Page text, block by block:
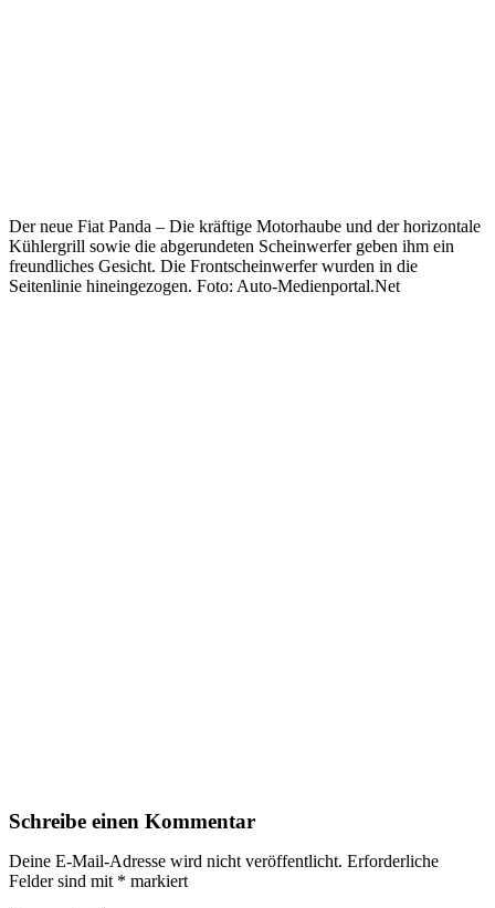
Der neue Fiat Panda – Die kräftige Motorhaube und der horizontale
Kühlergrill sowie die abgerundeten Scheinwerfer geben ihm ein
freundliches Gesicht. Die Frontscheinwerfer wurden in die
Seitenlinie hineingezogen. Foto: Auto-Medienportal.Net
Schreibe einen Kommentar
Deine E-Mail-Adresse wird nicht veröffentlicht. Erforderliche
Felder sind mit * markiert